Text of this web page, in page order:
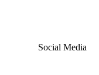
Social Media